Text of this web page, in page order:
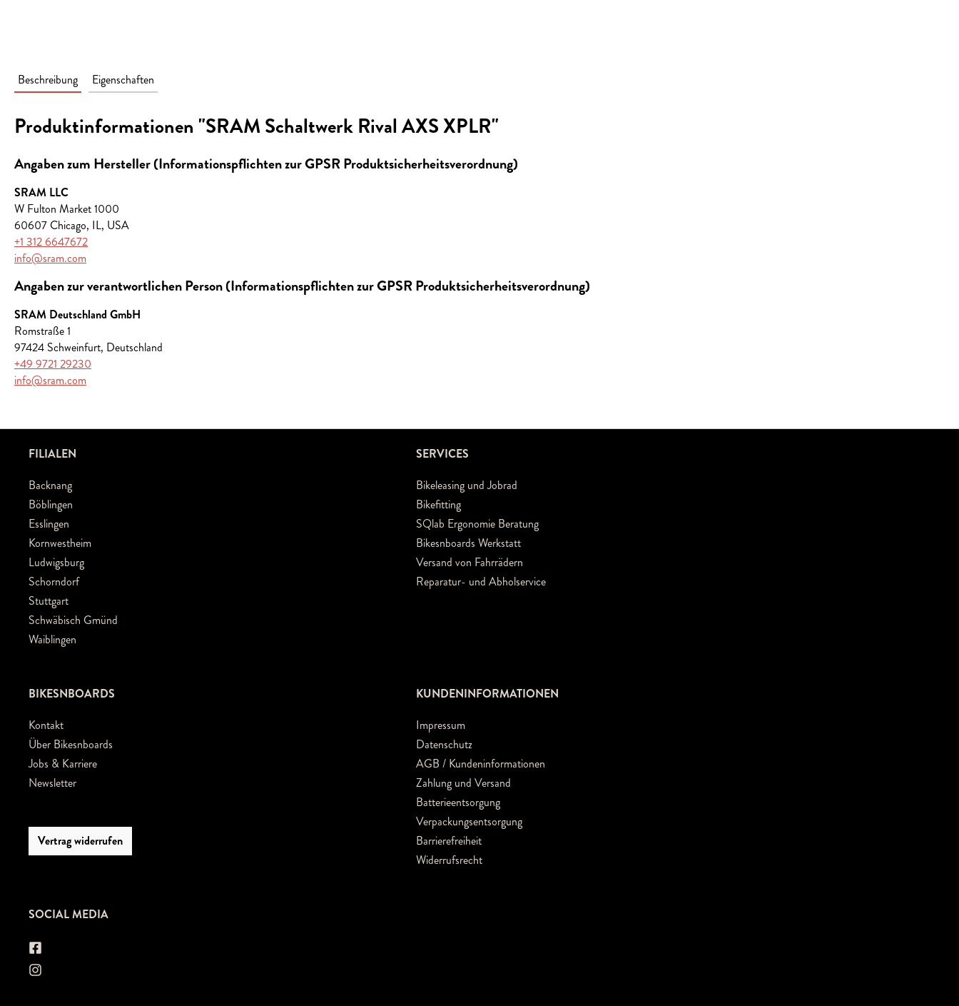
Beschreibung Eigenschaften
Produktinformationen "SRAM Schaltwerk Rival AXS XPLR"
Angaben zum Hersteller (Informationspflichten zur GPSR Produktsicherheitsverordnung)
SRAM LLC
W Fulton Market 1000
60607 Chicago, IL, USA
+1 312 6647672
info@sram.com
Angaben zur verantwortlichen Person (Informationspflichten zur GPSR Produktsicherheitsverordnung)
SRAM Deutschland GmbH
Romstraße 1
97424 Schweinfurt, Deutschland
+49 9721 29230
info@sram.com
FILIALEN
Backnang
Böblingen
Esslingen
Kornwestheim
Ludwigsburg
Schorndorf
Stuttgart
Schwäbisch Gmünd
Waiblingen
SERVICES
Bikeleasing und Jobrad
Bikefitting
SQlab Ergonomie Beratung
Bikesnboards Werkstatt
Versand von Fahrrädern
Reparatur- und Abholservice
BIKESNBOARDS
Kontakt
Über Bikesnboards
Jobs & Karriere
Newsletter
Vertrag widerrufen
KUNDENINFORMATIONEN
Impressum
Datenschutz
AGB / Kundeninformationen
Zahlung und Versand
Batterieentsorgung
Verpackungsentsorgung
Barrierefreiheit
Widerrufsrecht
SOCIAL MEDIA